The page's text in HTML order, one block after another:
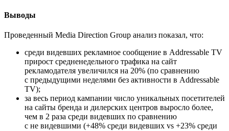
Выводы
Проведенный Media Direction Group анализ показал, что:
среди видевших рекламное сообщение в Addressable TV
прирост средненедельного трафика на сайт
рекламодателя увеличился на 20% (по сравнению
с предыдущими неделями без активности в Addressable
TV);
за весь период кампании число уникальных посетителей
на сайты бренда и дилерских центров выросло более,
чем в 2 раза среди видевших по сравнению
с не видевшими (+48% среди видевших vs +23% среди